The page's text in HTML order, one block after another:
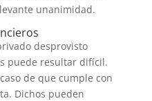
unanimidad.
desprovisto
puede resultar difícil.
de que cumple con
Dichos pueden